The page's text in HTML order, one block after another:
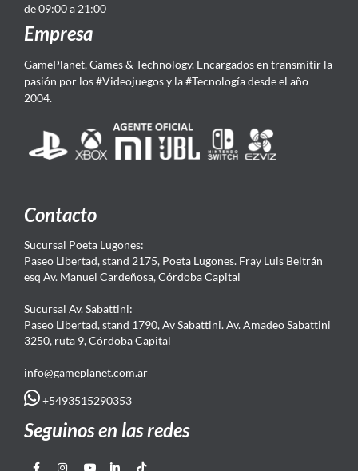
de 09:00 a 21:00
Empresa
GamePlanet, Games & Technology. Encargados en transmitir la
pasión por los #Videojuegos y la #Tecnología desde el año
2004.
Contacto
Sucursal Poeta Lugones:
Paseo Libertad, stand 2175, Poeta Lugones. Fray Luis Beltrán
esq Av. Manuel Cardeñosa, Córdoba Capital
Sucursal Av. Sabattini:
Paseo Libertad, stand 1790, Av Sabattini. Av. Amadeo Sabattini
3250, ruta 9, Córdoba Capital
info@gameplanet.com.ar
+5493515290353
Seguinos en las redes